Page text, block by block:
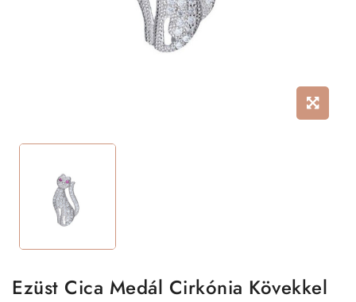
Ezüst Cica Medál Cirkónia Kövekkel